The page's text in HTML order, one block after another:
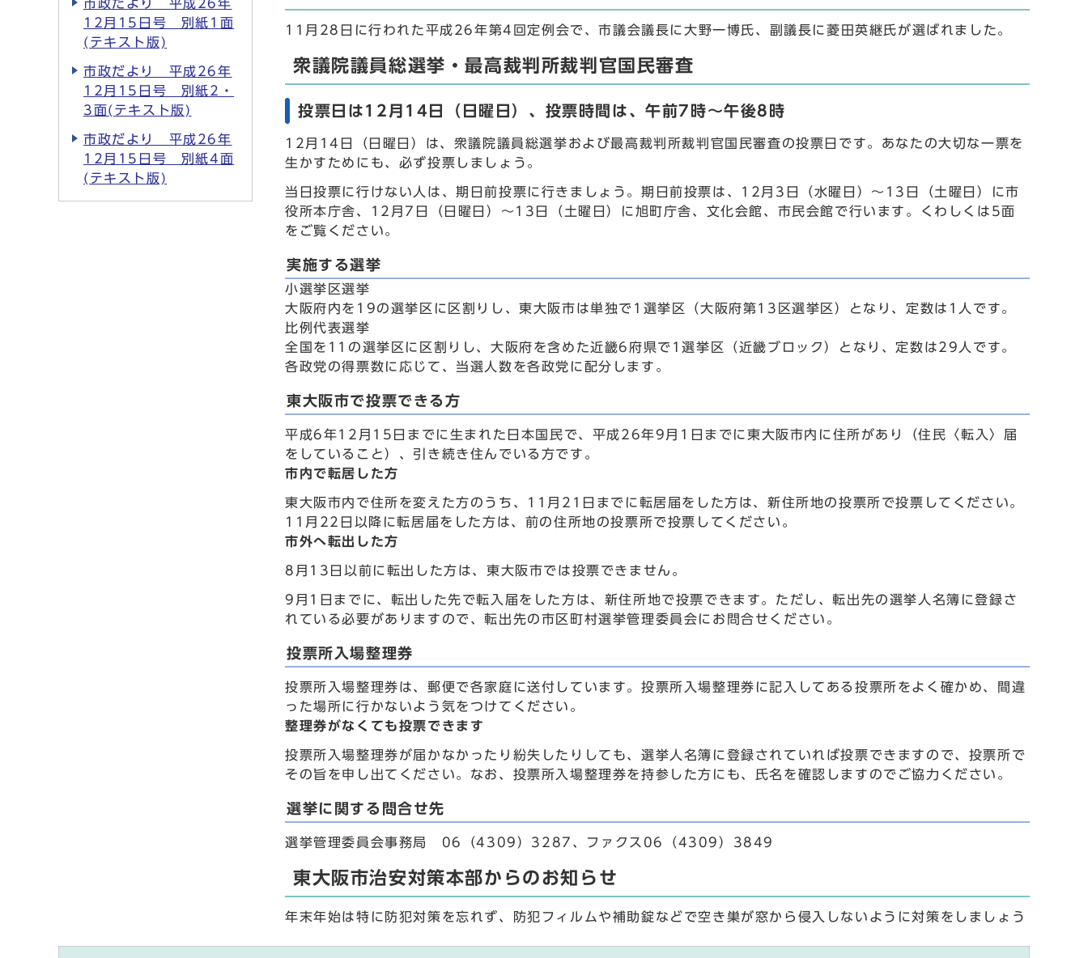
11月28日に行われた平成26年第4回定例会で、市議会議長に大野一博氏、副議長に菱田英継氏が選ばれました。
衆議院議員総選挙・最高裁判所裁判官国民審査
投票日は12月14日（日曜日）、投票時間は、午前7時～午後8時
12月14日（日曜日）は、衆議院議員総選挙および最高裁判所裁判官国民審査の投票日です。あなたの大切な一票を
生かすためにも、必ず投票しましょう。
当日投票に行けない人は、期日前投票に行きましょう。期日前投票は、12月3日（水曜日）～13日（土曜日）に市
役所本庁舎、12月7日（日曜日）～13日（土曜日）に旭町庁舎、文化会館、市民会館で行います。くわしくは5面
をご覧ください。
実施する選挙
小選挙区選挙
大阪府内を19の選挙区に区割りし、東大阪市は単独で1選挙区（大阪府第13区選挙区）となり、定数は1人です。
比例代表選挙
全国を11の選挙区に区割りし、大阪府を含めた近畿6府県で1選挙区（近畿ブロック）となり、定数は29人です。
各政党の得票数に応じて、当選人数を各政党に配分します。
東大阪市で投票できる方
平成6年12月15日までに生まれた日本国民で、平成26年9月1日までに東大阪市内に住所があり（住民〈転入〉届
をしていること）、引き続き住んでいる方です。
市内で転居した方
東大阪市内で住所を変えた方のうち、11月21日までに転居届をした方は、新住所地の投票所で投票してください。
11月22日以降に転居届をした方は、前の住所地の投票所で投票してください。
市外へ転出した方
8月13日以前に転出した方は、東大阪市では投票できません。
9月1日までに、転出した先で転入届をした方は、新住所地で投票できます。ただし、転出先の選挙人名簿に登録さ
れている必要がありますので、転出先の市区町村選挙管理委員会にお問合せください。
投票所入場整理券
投票所入場整理券は、郵便で各家庭に送付しています。投票所入場整理券に記入してある投票所をよく確かめ、間違
った場所に行かないよう気をつけてください。
整理券がなくても投票できます
投票所入場整理券が届かなかったり紛失したりしても、選挙人名簿に登録されていれば投票できますので、投票所で
その旨を申し出てください。なお、投票所入場整理券を持参した方にも、氏名を確認しますのでご協力ください。
選挙に関する問合せ先
選挙管理委員会事務局 06（4309）3287、ファクス06（4309）3849
東大阪市治安対策本部からのお知らせ
年末年始は特に防犯対策を忘れず、防犯フィルムや補助錠などで空き巣が窓から侵入しないように対策をしましょう
市政だより 平成26年
12月15日号 別紙1面
(テキスト版)
市政だより 平成26年
12月15日号 別紙2・
3面(テキスト版)
市政だより 平成26年
12月15日号 別紙4面
(テキスト版)